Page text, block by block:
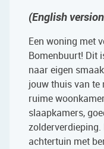
(English
Een woning met
Bomenbuurt! Dit
naar eigen
jouw thuis van te
ruime
slaapkamers,
zolderverdieping.
achtertuin met